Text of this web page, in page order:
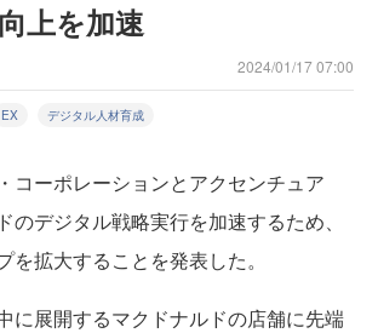
上を加速
2024/01/17 07:00
EX デジタル人材育成
コーポレーションとアクセンチュア
のデジタル戦略実行を加速するため、
を拡大することを発表した。
に展開するマクドナルドの店舗に先端